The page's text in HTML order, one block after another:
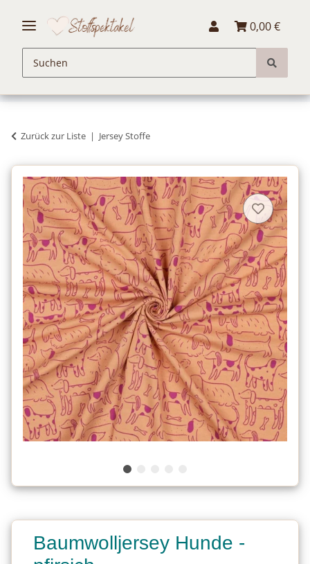
0,00 €
Zurück zur Liste Jersey Stoffe
Baumwolljersey Hunde -